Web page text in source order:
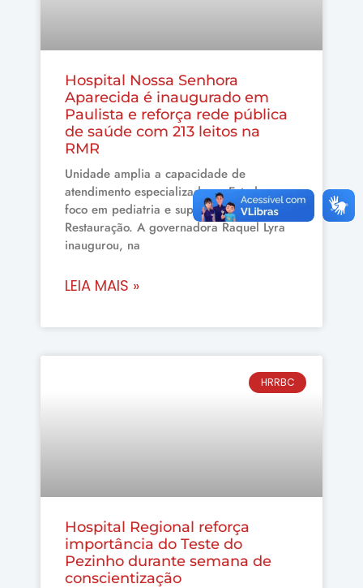
Hospital Nossa Senhora
Aparecida é inaugurado em
Paulista e reforça rede pública
de saúde com 213 leitos na
RMR
Unidade amplia a capacidade de
atendimento especializado no Estado, com
foco em pediatria e suporte ao Hospital da
Restauração. A governadora Raquel Lyra
inaugurou, na
LEIA MAIS »
HRRBC
Hospital Regional reforça
importância do Teste do
Pezinho durante semana de
conscientização